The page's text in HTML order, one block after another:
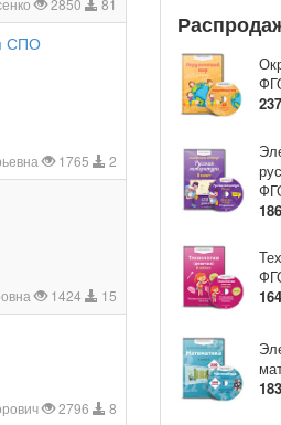
2850 81
СПО
1765 2
1424 15
2796 8